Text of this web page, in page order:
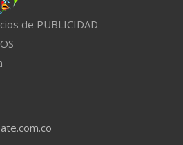
de PUBLICIDAD